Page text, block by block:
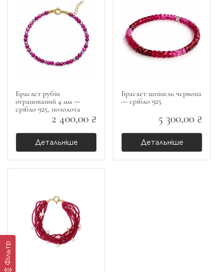
Фільтр
Браслет рубін
огранований 4 мм —
срібло 925, позолота
2 400,00 ₴
Детальніше
Браслет шпінель червона
— срібло 925
5 300,00 ₴
Детальніше